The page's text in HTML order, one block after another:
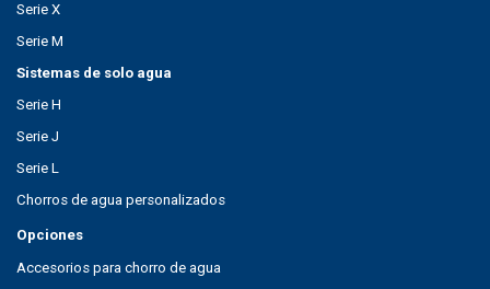
Serie X
Serie M
Sistemas de solo agua
Serie H
Serie J
Serie L
Chorros de agua personalizados
Opciones
Accesorios para chorro de agua